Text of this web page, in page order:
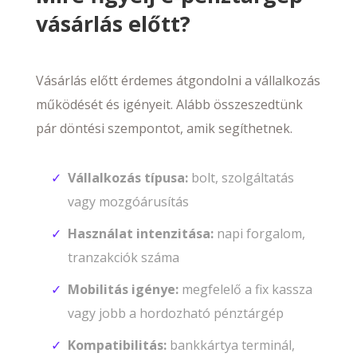
vásárlás előtt?
Vásárlás előtt érdemes átgondolni a vállalkozás
működését és igényeit. Alább összeszedtünk
pár döntési szempontot, amik segíthetnek.
Vállalkozás típusa:bolt, szolgáltatás
vagy mozgóárusítás
Használat intenzitása:napi forgalom,
tranzakciók száma
Mobilitás igénye:megfelelő a fix kassza
vagy jobb a hordozható pénztárgép
Kompatibilitás:bankkártya terminál,